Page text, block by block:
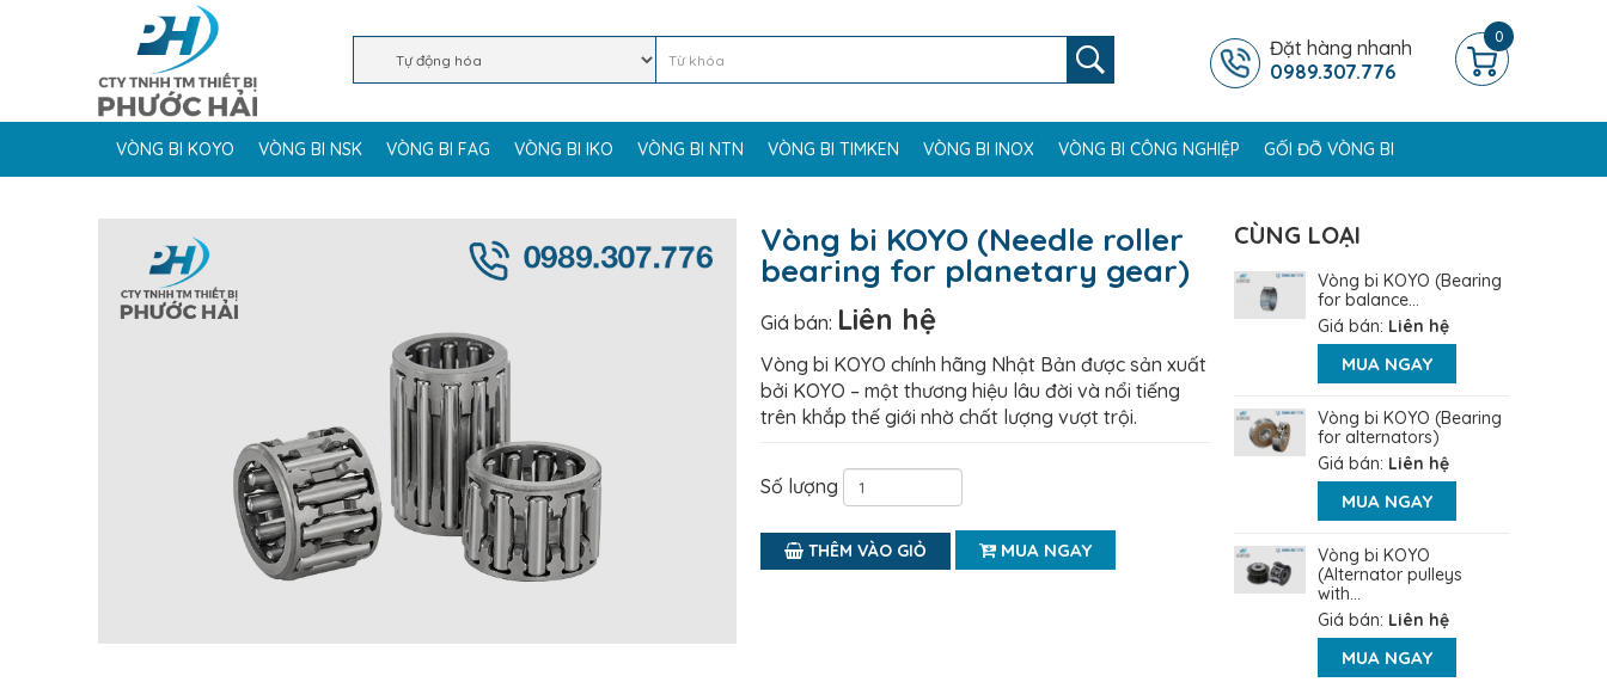
Đặt hàng nhanh
0989.307.776
0
VÒNG BI KOYO VÒNG BI NSK VÒNG BI FAG VÒNG BI IKO VÒNG BI NTN VÒNG BI TIMKEN VÒNG BI INOX VÒNG BI CÔNG NGHIỆP GỐI ĐỠ VÒNG BI
Vòng bi KOYO (Needle roller
bearing for planetary gear)
Giá bán: Liên hệ
Vòng bi KOYO chính hãng Nhật Bản được sản xuất
bởi KOYO – một thương hiệu lâu đời và nổi tiếng
trên khắp thế giới nhờ chất lượng vượt trội.
Số lượng
THÊM VÀO GIỎ MUA NGAY
CÙNG LOẠI
Vòng bi KOYO (Bearing
for balance...
Giá bán: Liên hệ
MUA NGAY
Vòng bi KOYO (Bearing
for alternators)
Giá bán: Liên hệ
MUA NGAY
Vòng bi KOYO
(Alternator pulleys
with...
Giá bán: Liên hệ
MUA NGAY